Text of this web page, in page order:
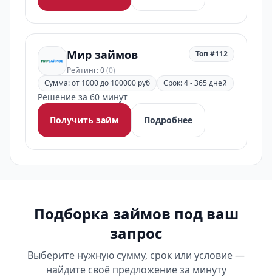
Мир займов
Рейтинг: 0(0)
Топ #112
Сумма: от 1000 до 100000 руб Срок: 4 - 365 дней
Решение за 60 минут
Получить займ
Подробнее
Подборка займов под ваш
запрос
Выберите нужную сумму, срок или условие —
найдите своё предложение за минуту